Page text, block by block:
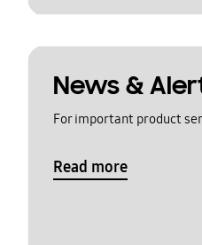
News &
For important product
Read more